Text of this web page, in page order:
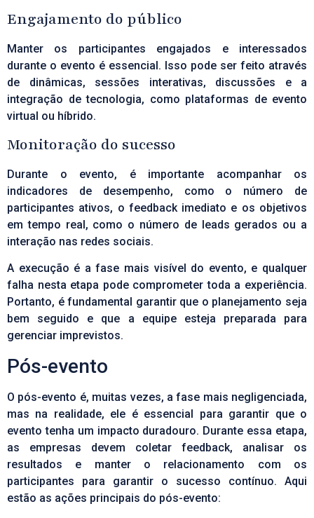
Engajamento do público
Manter os participantes engajados e interessados
durante o evento é essencial. Isso pode ser feito através
de dinâmicas, sessões interativas, discussões e a
integração de tecnologia, como plataformas de evento
virtual ou híbrido.
Monitoração do sucesso
Durante o evento, é importante acompanhar os
indicadores de desempenho, como o número de
participantes ativos, o feedback imediato e os objetivos
em tempo real, como o número de leads gerados ou a
interação nas redes sociais.
A execução é a fase mais visível do evento, e qualquer
falha nesta etapa pode comprometer toda a experiência.
Portanto, é fundamental garantir que o planejamento seja
bem seguido e que a equipe esteja preparada para
gerenciar imprevistos.
Pós-evento
O pós-evento é, muitas vezes, a fase mais negligenciada,
mas na realidade, ele é essencial para garantir que o
evento tenha um impacto duradouro. Durante essa etapa,
as empresas devem coletar feedback, analisar os
resultados e manter o relacionamento com os
participantes para garantir o sucesso contínuo. Aqui
estão as ações principais do pós-evento: